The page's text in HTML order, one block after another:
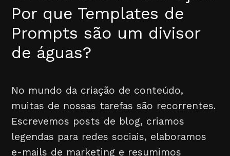
Por que Templates de
Prompts são um divisor
de águas?
No mundo da criação de conteúdo,
muitas de nossas tarefas são recorrentes.
Escrevemos posts de blog, criamos
legendas para redes sociais, elaboramos
e-mails de marketing e resumimos